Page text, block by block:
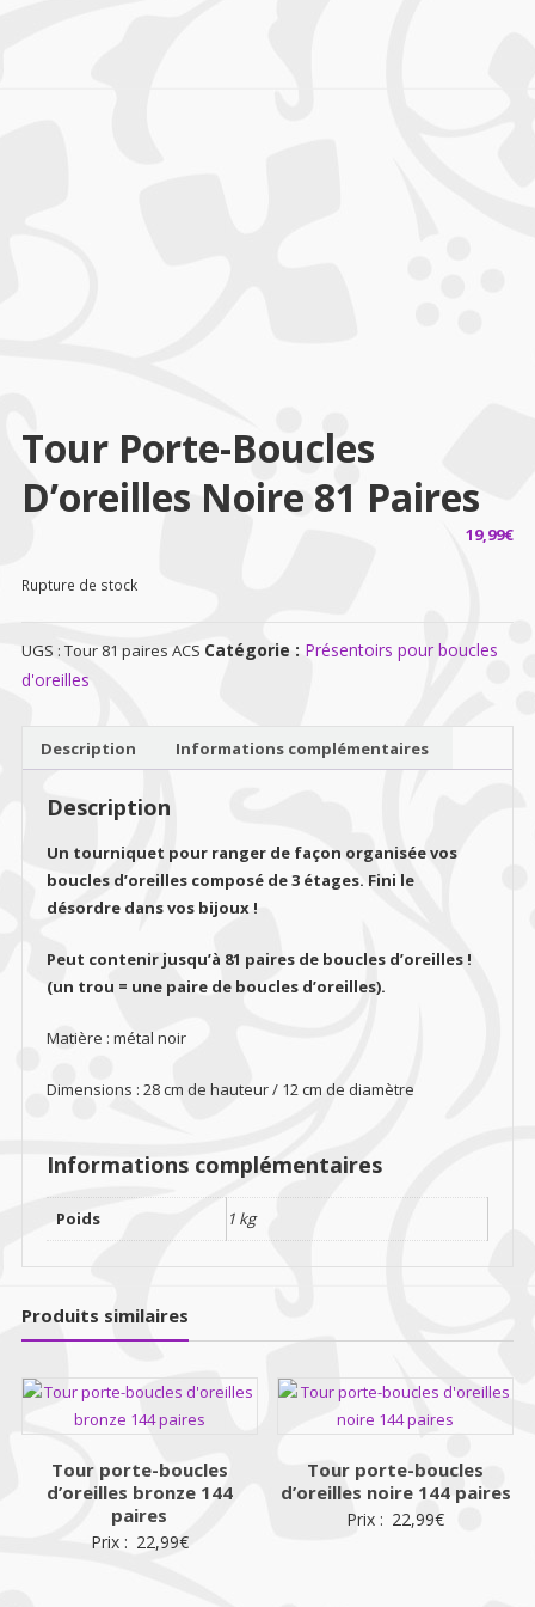
Tour Porte-Boucles
D’oreilles Noire 81 Paires
19,99€
Rupture de stock
UGS : Tour 81 paires ACS Catégorie : Présentoirs pour boucles
d'oreilles
Description Informations complémentaires
Description
Un tourniquet pour ranger de façon organisée vos
boucles d’oreilles composé de 3 étages. Fini le
désordre dans vos bijoux !
Peut contenir jusqu’à 81 paires de boucles d’oreilles !
(un trou = une paire de boucles d’oreilles).
Matière : métal noir
Dimensions : 28 cm de hauteur / 12 cm de diamètre
Informations complémentaires
Poids 1 kg
Produits similaires
Tour porte-boucles
d’oreilles bronze 144
paires
Prix : 22,99€
Tour porte-boucles
d’oreilles noire 144 paires
Prix : 22,99€